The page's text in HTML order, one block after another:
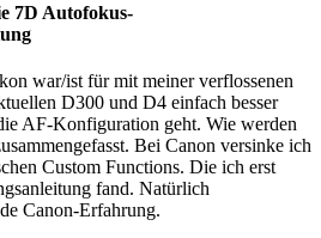
7D Autofokus-
war/ist für mit meiner verflossenen
D300 und D4 einfach besser
AF-Konfiguration geht. Wie werden
Bei Canon versinke ich
Custom Functions. Die ich erst
fand. Natürlich
Canon-Erfahrung.